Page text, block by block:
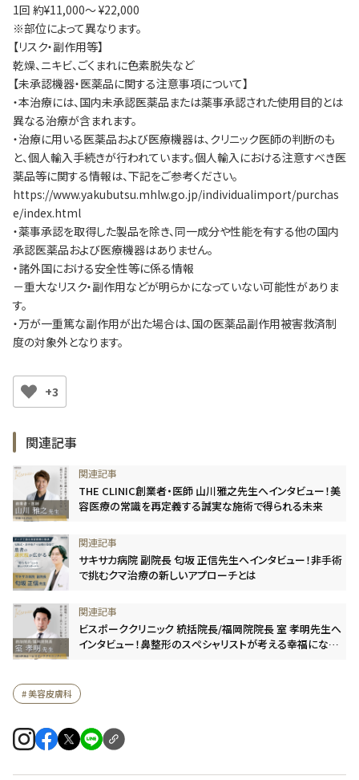
1回 約¥11,000～ ¥22,000
※部位によって異なります。
【リスク・副作用等】
乾燥、ニキビ、ごくまれに色素脱失など
【未承認機器・医薬品に関する注意事項について】
・本治療には、国内未承認医薬品または薬事承認された使用目的とは
異なる治療が含まれます。
・治療に用いる医薬品および医療機器は、クリニック医師の判断のも
と、個人輸入手続きが行われています。個人輸入における注意すべき医
薬品等に関する情報は、下記をご参考ください。
https://www.yakubutsu.mhlw.go.jp/individualimport/purchas
e/index.html
・薬事承認を取得した製品を除き、同一成分や性能を有する他の国内
承認医薬品および医療機器はありません。
・諸外国における安全性等に係る情報
－重大なリスク・副作用などが明らかになっていない可能性がありま
す。
・万が一重篤な副作用が出た場合は、国の医薬品副作用被害救済制
度の対象外となります。
+3
関連記事
THE CLINIC創業者・医師 山川雅之先生へインタビュー！美
容医療の常識を再定義する誠実な施術で得られる未来
サキサカ病院 副院長 匂坂 正信先生へインタビュー！非手術
で挑むクマ治療の新しいアプローチとは
ビスポーククリニック 統括院長/福岡院院長 室 孝明先生へ
インタビュー！鼻整形のスペシャリストが考える幸福になる
# 美容皮膚科